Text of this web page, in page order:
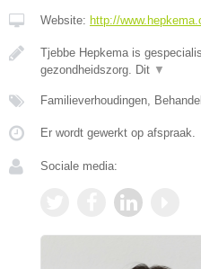
Website: http://
Tjebbe Hepkema is
gezondheidszorg. Dit ▼
Familieverhoudingen,
Er wordt gewerkt op afspraak.
Sociale media: